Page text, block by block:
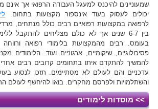
שמעוניינים להיכנס למעגל העבודה הרפואי אך אינם
יכולים לעסוק בעוד אינספור מקצועות בתחום.
לרפואה במקצועות רפואיים רבים כולל מנתחים,
בין 6-7 שנים אך לא כולם מצליחים להתקבל
בעומס. רבים מהמקצועות בלימודי רפואה ורווחה
פסיכולוגיים, שיקומיים, ארגוניים ועוד. הלימודים
להמשיך להתקדם איתו בתחומים קרובים רבים
עדכניים והם לעולם לא מסתיימים. תזכו לנסוע
והשתלמויות ולפרסם מחקרים. בואו להיחשף לעולם